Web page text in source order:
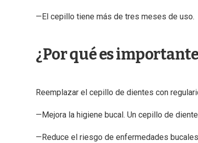
—El cepillo tiene más de tres meses de uso.
¿Por qué es
Reemplazar el cepillo de dientes con
—Mejora la higiene bucal. Un cepillo de
—Reduce el riesgo de enfermedades